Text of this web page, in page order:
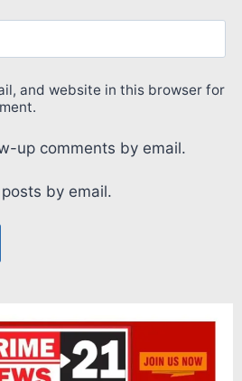
and website in this browser for
up comments by email.
by email.